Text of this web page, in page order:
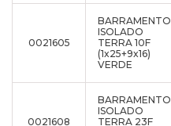
0021605
BARRAMENTO
ISOLADO
TERRA 10F
(1x25+9x16)
VERDE
0021608
BARRAMENTO
ISOLADO
TERRA 23F